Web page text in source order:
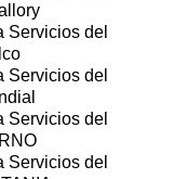
Servicios del
Servicios del
Servicios del
Servicios del